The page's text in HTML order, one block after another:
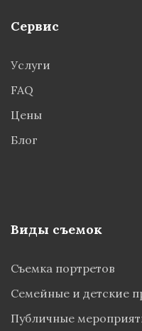
Сервис
Услуги
FAQ
Цены
Блог
Виды съемок
Съемка портретов
Семейные и детские
Публичные